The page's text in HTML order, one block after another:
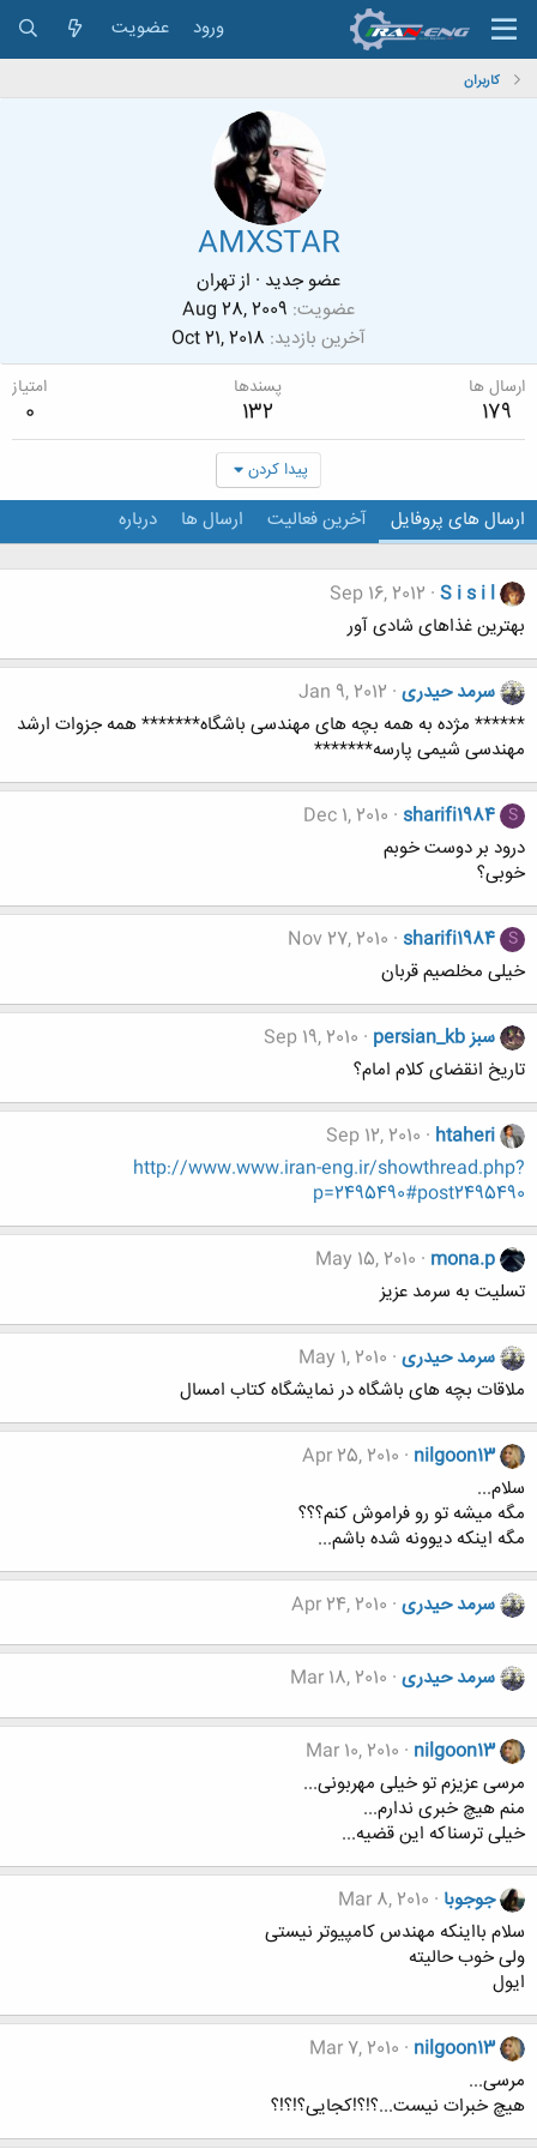
ورود عضویت
کاربران
AMXSTAR
عضو جدید · ازتهران
عضویت Aug 28, 2009
آخرین بازدید Oct 21, 2018
ارسال ها
179
پسندها
132
امتیاز
0
پیدا کردن
ارسال های پروفایل آخرین فعالیت ارسال ها درباره
S i s i l
Sep 16, 2012
بهترین غذاهای شادی آور
سرمد حیدری Jan 9, 2012
****** مژده به همه بچه های مهندسی باشگاه******* همه جزوات ارشد
مهندسی شیمی پارسه*******
S
sharifi1984
Dec 1, 2010
درود بر دوست خوبم
خوبی؟
S
sharifi1984
Nov 27, 2010
خیلی مخلصیم قربان
persian_kb سبز
Sep 19, 2010
تاریخ انقضای کلام امام؟
htaheri
Sep 12, 2010
http://www.www.iran-eng.ir/showthread.php?
p=2495490#post2495490
mona.p
May 15, 2010
تسلیت به سرمد عزیز
سرمد حیدری May 1, 2010
ملاقات بچه های باشگاه در نمایشگاه کتاب امسال
nilgoon13
Apr 25, 2010
سلام...
مگه میشه تو رو فراموش کنم؟؟؟
مگه اینکه دیوونه شده باشم...
سرمد حیدری Apr 24, 2010
سرمد حیدری Mar 18, 2010
nilgoon13
Mar 10, 2010
مرسی عزیزم تو خیلی مهربونی...
منم هیچ خبری ندارم...
خیلی ترسناکه این قضیه...
جوجوبا Mar 8, 2010
سلام بااینکه مهندس کامپیوتر نیستی
ولی خوب حالیته
ایول
nilgoon13
Mar 7, 2010
مرسی...
هیچ خبرات نیست...؟!؟!کجایی؟!؟!؟